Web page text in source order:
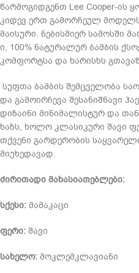
წარმოგიდგენთ Lee Cooper-ის
კიდევ ერთ გამორჩეულ მოდელს
მაისური. ნებისმიერ სამოსში
ი, 100% ნატურალურ ბამბის
კომფორტსა და ხარისხს
სუფთა ბამბის შემცველობა
და გამოირჩევა შესანიშნავი
დიზაინი მინიმალისტურ და
ხაზს, ხოლო კლასიკური შავი
თქვენი გარდერობის
მიუხედავად.
ძირითადი მახასიათებლები:
სქესი: მამაკაცი
ფერი: შავი
სახელო: მოკლემკლავიანი